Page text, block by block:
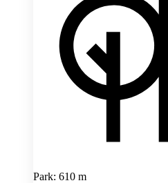
Park: 610 m